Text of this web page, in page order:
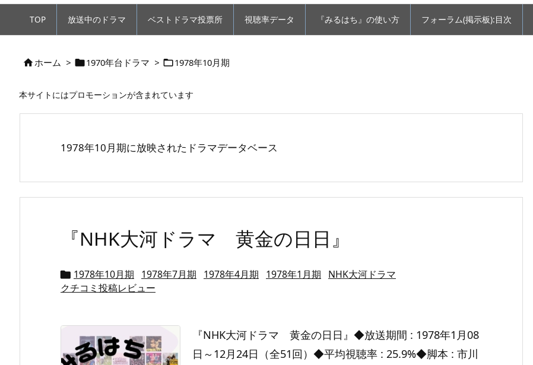
TOP 放送中のドラマ ベストドラマ投票所 視聴率データ 『みるはち』の使い方 フォーラム(掲示板):目次
ホーム > 1970年台ドラマ > 1978年10月期
本サイトにはプロモーションが含まれています
1978年10月期に放映されたドラマデータベース
『NHK大河ドラマ 黄金の日日』
 1978年10月期 1978年7月期 1978年4月期 1978年1月期
NHK大河ドラマ
クチコミ投稿レビュー
『NHK大河ドラマ 黄金の日日』◆放送期間 : 1978年1月08
日～12月24日（全51回）◆平均視聴率 : 25.9%◆脚本 : 市川